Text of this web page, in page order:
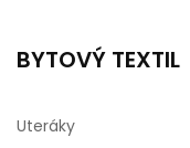
BYTOVÝ TEXTIL
Uteráky